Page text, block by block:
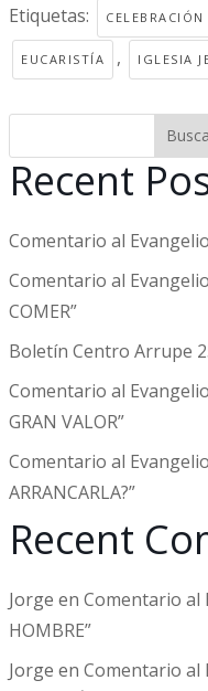
Etiquetas: CELEBRACIÓN
EUCARISTÍA , IGLESIA
Recent
Comentario al
Comentario al
COMER”
Boletín Centro Arrupe
Comentario al
GRAN VALOR”
Comentario al
ARRANCARLA?”
Recent
Jorge en Comentario al
HOMBRE”
Jorge en Comentario al